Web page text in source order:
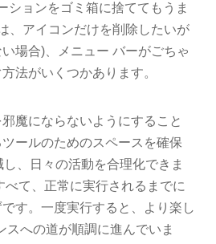
ションをゴミ箱に捨ててもうま
、アイコンだけを削除したいが
場合)、メニュー バーがごちゃ
法がいくつかあります。
魔にならないようにすること
ールのためのスペースを確保
、日々の活動を合理化できま
べて、正常に実行されるまでに
す。一度実行すると、より楽し
スへの道が順調に進んでいま